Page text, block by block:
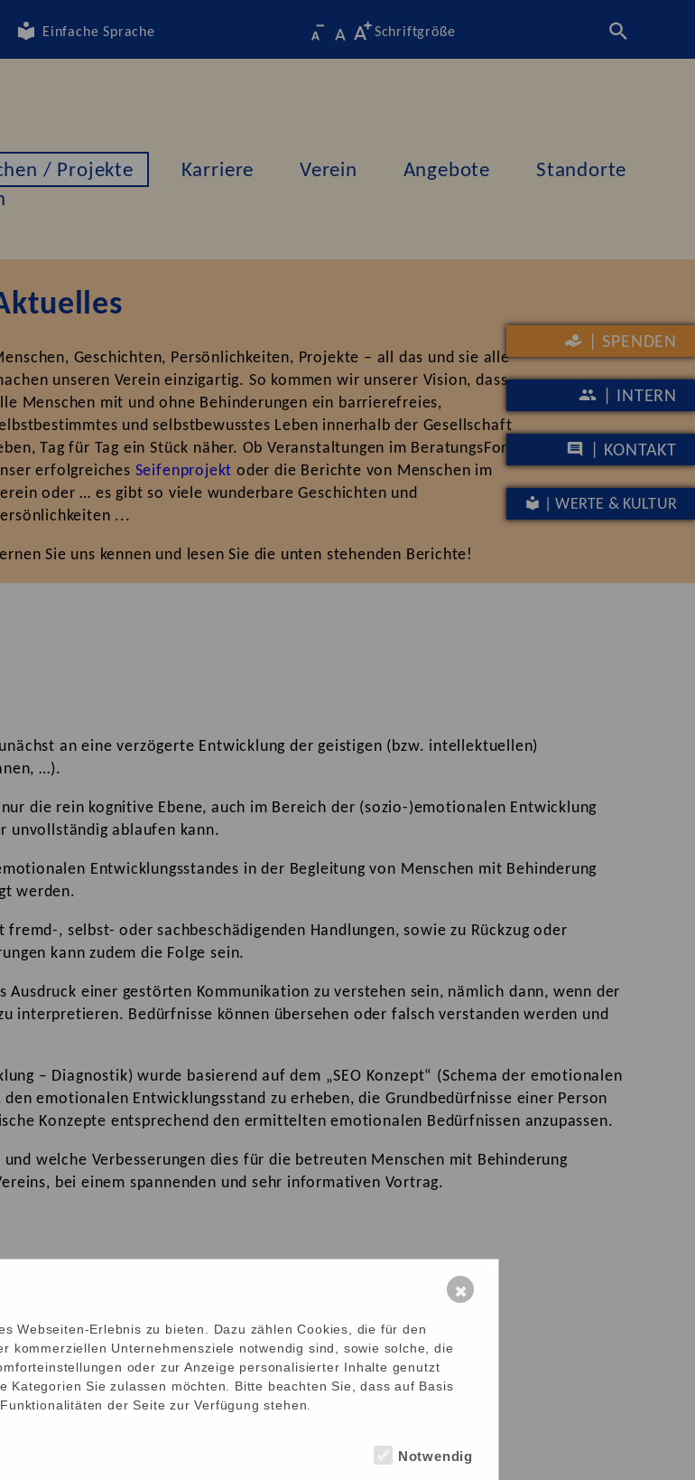
Einfache Sprache Schriftgröße
/ Projekte Karriere Verein Angebote
Standorte
Geschichten, Persönlichkeiten, Projekte – all das und sie alle
unseren Verein einzigartig. So kommen wir unserer Vision, dass
Menschen mit und ohne Behinderungen ein barrierefreies,
und selbstbewusstes Leben innerhalb der Gesellschaft
Tag für Tag ein Stück näher. Ob Veranstaltungen im BeratungsForum,
erfolgreiches Seifenprojektoder die Berichte von Menschen im
oder … es gibt so viele wunderbare Geschichten und
...
Sie uns kennen und lesen Sie die unten stehenden Berichte!
| SPENDEN
| INTERN
| KONTAKT
| WERTE & KULTUR
an eine verzögerte Entwicklung der geistigen (bzw. intellektuellen)
…).
die rein kognitive Ebene, auch im Bereich der (sozio-)emotionalen Entwicklung
unvollständig ablaufen kann.
Entwicklungsstandes in der Begleitung von Menschen mit Behinderung
werden.
, selbst- oder sachbeschädigenden Handlungen, sowie zu Rückzug oder
kann zudem die Folge sein.
einer gestörten Kommunikation zu verstehen sein, nämlich dann, wenn der
interpretieren. Bedürfnisse können übersehen oder falsch verstanden werden und
– Diagnostik) wurde basierend auf dem „SEO Konzept“ (Schema der emotionalen
emotionalen Entwicklungsstand zu erheben, die Grundbedürfnisse einer Person
Konzepte entsprechend den ermittelten emotionalen Bedürfnissen anzupassen.
welche Verbesserungen dies für die betreuten Menschen mit Behinderung
bei einem spannenden und sehr informativen Vortrag.
Webseiten-Erlebnis zu bieten. Dazu zählen Cookies, die für den
kommerziellen Unternehmensziele notwendig sind, sowie solche, die
oder zur Anzeige personalisierter Inhalte genutzt
Kategorien Sie zulassen möchten. Bitte beachten Sie, dass auf Basis
der Seite zur Verfügung stehen.
Notwendig
✖